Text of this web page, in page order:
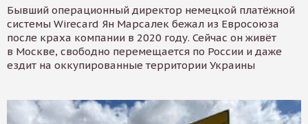
Бывший операционный директор немецкой платёжной
системы Wirecard Ян Марсалек бежал из Евросоюза
после краха компании в 2020 году. Сейчас он живёт
в Москве, свободно перемещается по России и даже
ездит на оккупированные территории Украины